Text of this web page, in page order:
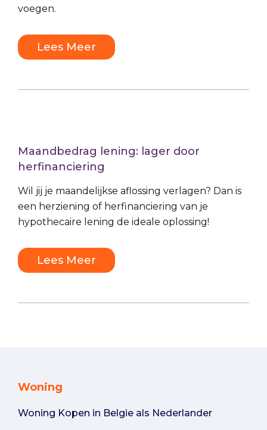
voegen.
Lees Meer
Maandbedrag lening: lager door
herfinanciering
Wil jij je maandelijkse aflossing verlagen? Dan is
een herziening of herfinanciering van je
hypothecaire lening de ideale oplossing!
Lees Meer
Woning
Woning Kopen in Belgie als Nederlander